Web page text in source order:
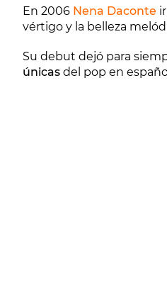
En 2006 Nena Daconte
vértigo y la belleza
Su debut dejó para
únicas del pop en